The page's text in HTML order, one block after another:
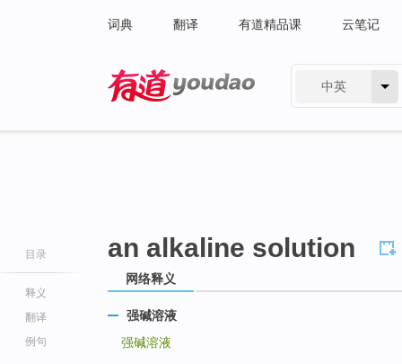
词典 翻译 有道精品课 云笔记
中英
目录
释义
翻译
例句
an alkaline solution
网络释义
强碱溶液
强碱溶液